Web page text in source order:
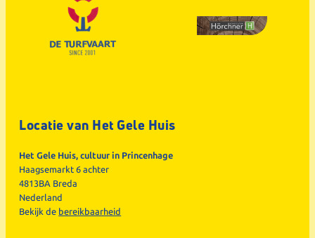
Locatie van Het Gele Huis
Het Gele Huis, cultuur in Princenhage
Haagsemarkt 6 achter
4813BA Breda
Nederland
Bekijk de bereikbaarheid